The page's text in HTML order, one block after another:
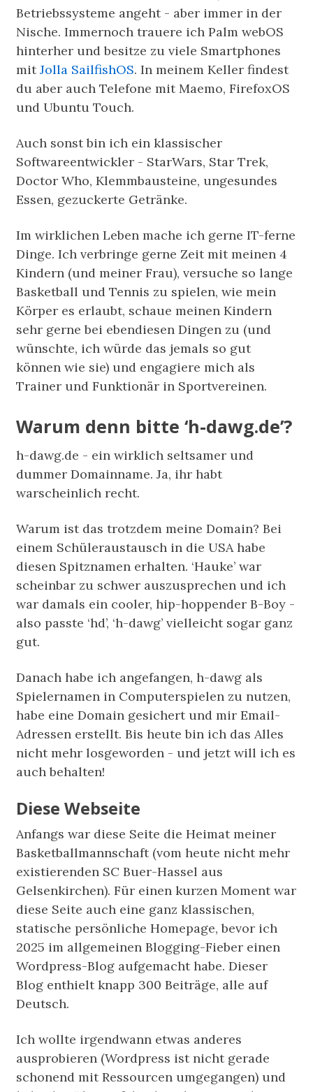
Betriebssysteme angeht - aber immer in der
Nische. Immernoch trauere ich Palm webOS
hinterher und besitze zu viele Smartphones
mitJolla SailfishOS. In meinem Keller findest
du aber auch Telefone mit Maemo, FirefoxOS
und Ubuntu Touch.
Auch sonst bin ich ein klassischer
Softwareentwickler - StarWars, Star Trek,
Doctor Who, Klemmbausteine, ungesundes
Essen, gezuckerte Getränke.
Im wirklichen Leben mache ich gerne IT-ferne
Dinge. Ich verbringe gerne Zeit mit meinen 4
Kindern (und meiner Frau), versuche so lange
Basketball und Tennis zu spielen, wie mein
Körper es erlaubt, schaue meinen Kindern
sehr gerne bei ebendiesen Dingen zu (und
wünschte, ich würde das jemals so gut
können wie sie) und engagiere mich als
Trainer und Funktionär in Sportvereinen.
Warum denn bitte ‘h-dawg.de’?
h-dawg.de - ein wirklich seltsamer und
dummer Domainname. Ja, ihr habt
warscheinlich recht.
Warum ist das trotzdem meine Domain? Bei
einem Schüleraustausch in die USA habe
diesen Spitznamen erhalten. ‘Hauke’ war
scheinbar zu schwer auszusprechen und ich
war damals ein cooler, hip-hoppender B-Boy -
also passte ‘hd’, ‘h-dawg’ vielleicht sogar ganz
gut.
Danach habe ich angefangen, h-dawg als
Spielernamen in Computerspielen zu nutzen,
habe eine Domain gesichert und mir Email-
Adressen erstellt. Bis heute bin ich das Alles
nicht mehr losgeworden - und jetzt will ich es
auch behalten!
Diese Webseite
Anfangs war diese Seite die Heimat meiner
Basketballmannschaft (vom heute nicht mehr
existierenden SC Buer-Hassel aus
Gelsenkirchen). Für einen kurzen Moment war
diese Seite auch eine ganz klassischen,
statische persönliche Homepage, bevor ich
2025 im allgemeinen Blogging-Fieber einen
Wordpress-Blog aufgemacht habe. Dieser
Blog enthielt knapp 300 Beiträge, alle auf
Deutsch.
Ich wollte irgendwann etwas anderes
ausprobieren (Wordpress ist nicht gerade
schonend mit Ressourcen umgegangen) und